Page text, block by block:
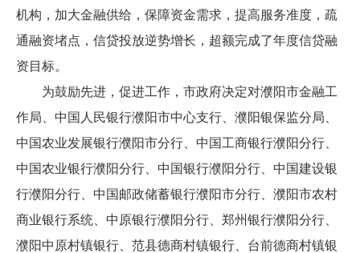
机构，加大金融供给，保障资金需求，提高服务准度，疏
通融资堵点，信贷投放逆势增长，超额完成了年度信贷融
资目标。
为鼓励先进，促进工作，市政府决定对濮阳市金融工
作局、中国人民银行濮阳市中心支行、濮阳银保监分局、
中国农业发展银行濮阳市分行、中国工商银行濮阳分行、
中国农业银行濮阳分行、中国银行濮阳分行、中国建设银
行濮阳分行、中国邮政储蓄银行濮阳市分行、濮阳市农村
商业银行系统、中原银行濮阳分行、郑州银行濮阳分行、
濮阳中原村镇银行、范县德商村镇银行、台前德商村镇银